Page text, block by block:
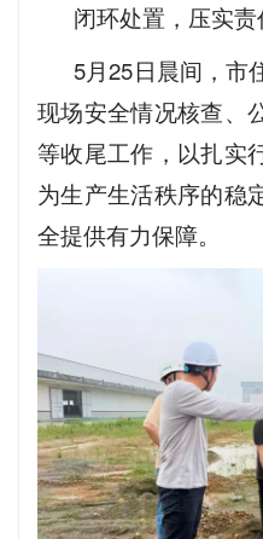
闭环处置，压实
5月25日晨间，市
现场安全情况核查、
等收尾工作，以扎实
为生产生活秩序的稳
全提供有力保障。